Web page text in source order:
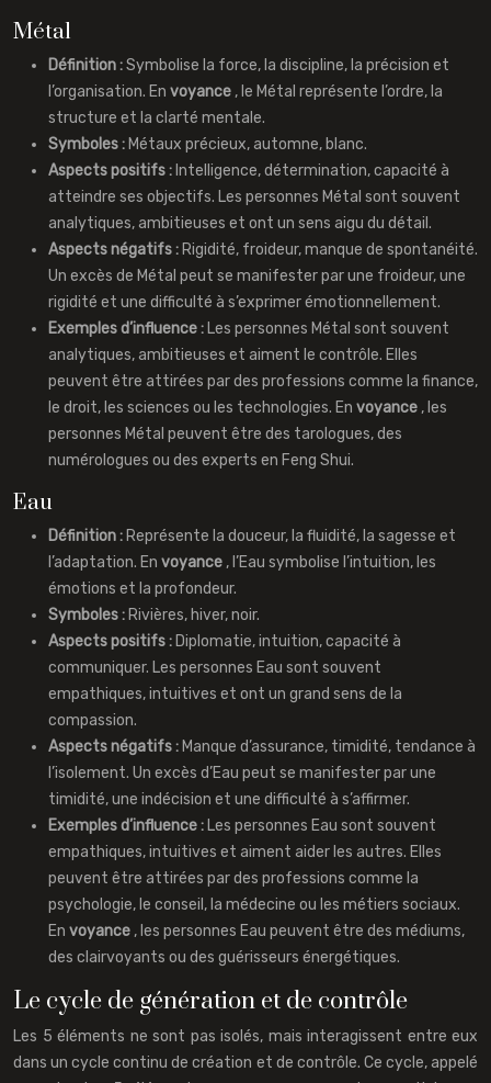
Métal
Définition :Symbolise la force, la discipline, la précision et
l’organisation. En voyance , le Métal représente l’ordre, la
structure et la clarté mentale.
Symboles : Métaux précieux, automne, blanc.
Aspects positifs : Intelligence, détermination, capacité à
atteindre ses objectifs. Les personnes Métal sont souvent
analytiques, ambitieuses et ont un sens aigu du détail.
Aspects négatifs : Rigidité, froideur, manque de spontanéité.
Un excès de Métal peut se manifester par une froideur, une
rigidité et une difficulté à s’exprimer émotionnellement.
Exemples d’influence : Les personnes Métal sont souvent
analytiques, ambitieuses et aiment le contrôle. Elles
peuvent être attirées par des professions comme la finance,
le droit, les sciences ou les technologies. En voyance , les
personnes Métal peuvent être des tarologues, des
numérologues ou des experts en Feng Shui.
Eau
Définition : Représente la douceur, la fluidité, la sagesse et
l’adaptation. En voyance , l’Eau symbolise l’intuition, les
émotions et la profondeur.
Symboles : Rivières, hiver, noir.
Aspects positifs : Diplomatie, intuition, capacité à
communiquer. Les personnes Eau sont souvent
empathiques, intuitives et ont un grand sens de la
compassion.
Aspects négatifs : Manque d’assurance, timidité, tendance à
l’isolement. Un excès d’Eau peut se manifester par une
timidité, une indécision et une difficulté à s’affirmer.
Exemples d’influence : Les personnes Eau sont souvent
empathiques, intuitives et aiment aider les autres. Elles
peuvent être attirées par des professions comme la
psychologie, le conseil, la médecine ou les métiers sociaux.
En voyance , les personnes Eau peuvent être des médiums,
des clairvoyants ou des guérisseurs énergétiques.
Le cycle de génération et de contrôle
Les 5 éléments ne sont pas isolés, mais interagissent entre eux
dans un cycle continu de création et de contrôle. Ce cycle, appelé